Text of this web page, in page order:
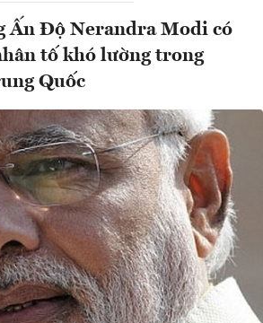
Ấn Độ Nerandra Modi có
tố khó lường trong
Quốc